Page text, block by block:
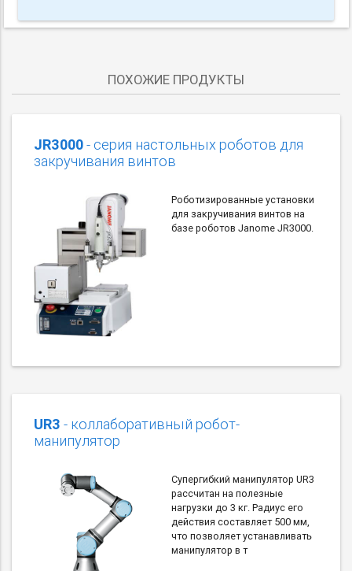
ПОХОЖИЕ ПРОДУКТЫ
JR3000- серия настольных роботов для
закручивания винтов
Роботизированные установки
для закручивания винтов на
базе роботов Janome JR3000.
UR3 - коллаборативный робот-
манипулятор
Супергибкий манипулятор UR3
рассчитан на полезные
нагрузки до 3 кг. Радиус его
действия составляет 500 мм,
что позволяет устанавливать
манипулятор в т